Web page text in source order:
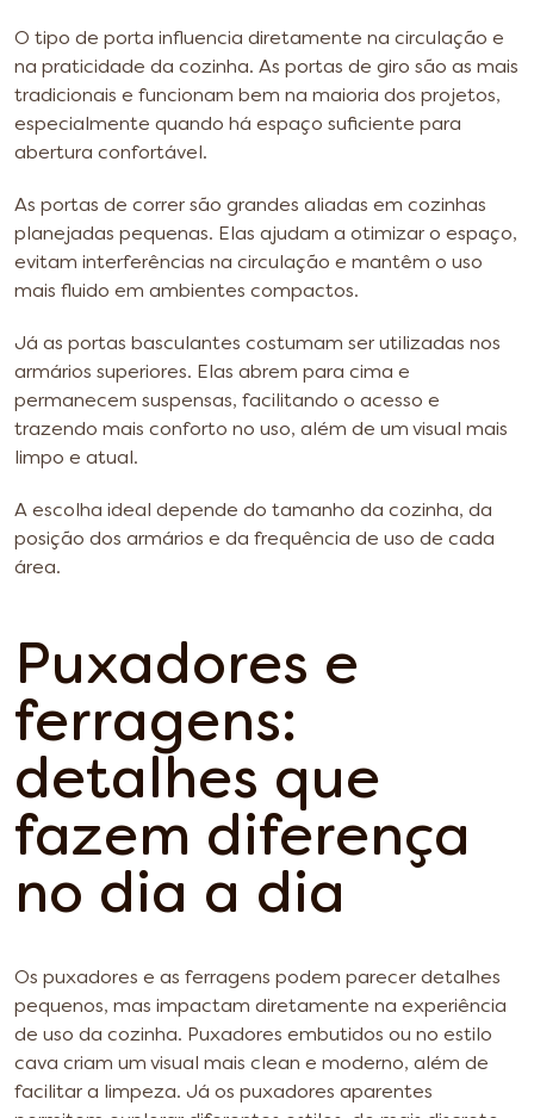
O tipo de porta influencia diretamente na circulação e
na praticidade da cozinha. As portas de giro são as mais
tradicionais e funcionam bem na maioria dos projetos,
especialmente quando há espaço suficiente para
abertura confortável.
As portas de correr são grandes aliadas em cozinhas
planejadas pequenas. Elas ajudam a otimizar o espaço,
evitam interferências na circulação e mantêm o uso
mais fluido em ambientes compactos.
Já as portas basculantes costumam ser utilizadas nos
armários superiores. Elas abrem para cima e
permanecem suspensas, facilitando o acesso e
trazendo mais conforto no uso, além de um visual mais
limpo e atual.
A escolha ideal depende do tamanho da cozinha, da
posição dos armários e da frequência de uso de cada
área.
Puxadores e
ferragens:
detalhes que
fazem diferença
no dia a dia
Os puxadores e as ferragens podem parecer detalhes
pequenos, mas impactam diretamente na experiência
de uso da cozinha. Puxadores embutidos ou no estilo
cava criam um visual mais clean e moderno, além de
facilitar a limpeza. Já os puxadores aparentes